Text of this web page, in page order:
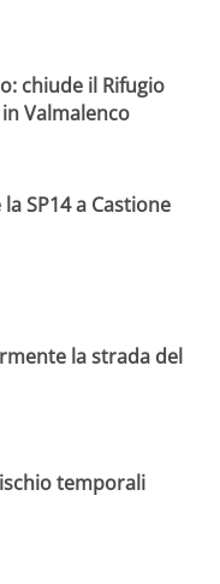
chiude il Rifugio
Valmalenco
SP14 a Castione
la strada del
temporali